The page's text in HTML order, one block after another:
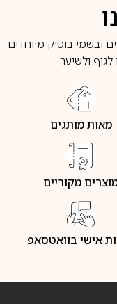
ובשמי בוטיק מיוחדים
ולשיער
מאות מותגים
מקוריים
אישי בוואטסאפ